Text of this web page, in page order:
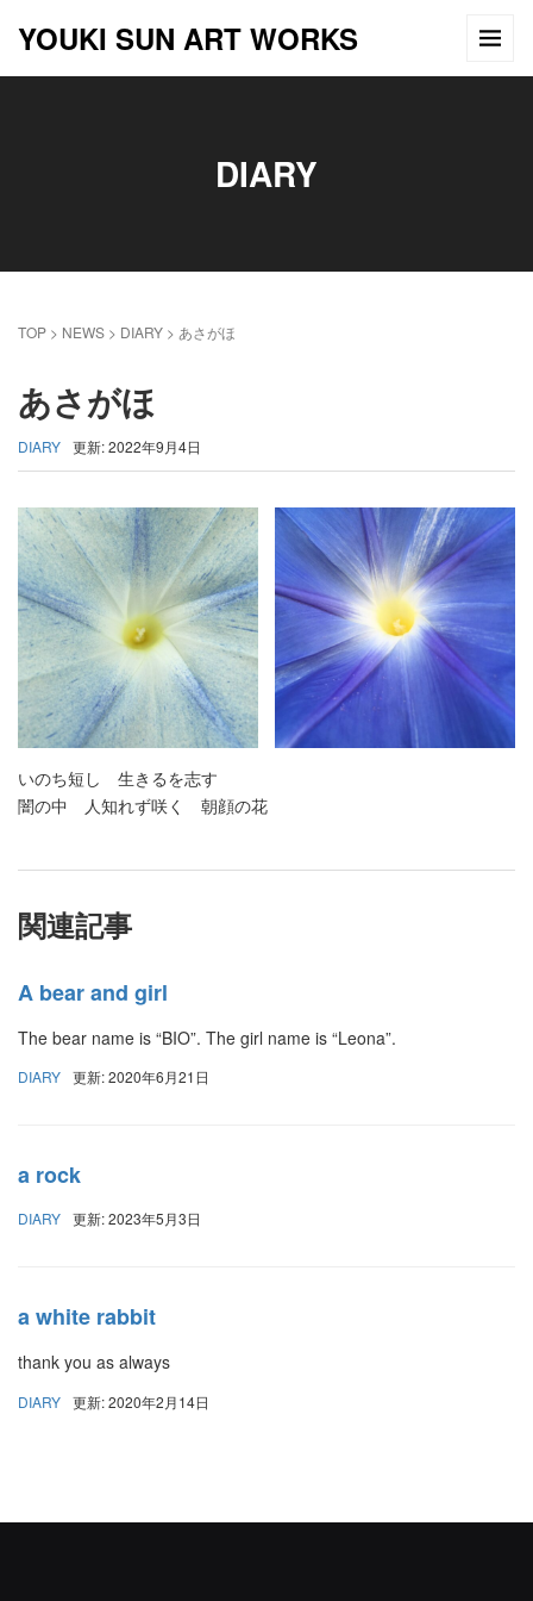
YOUKI SUN ART WORKS
DIARY
TOP > NEWS > DIARY > あさがほ
あさがほ
DIARY 更新: 2022年9月4日
いのち短し 生きるを志す
闇の中 人知れず咲く 朝顔の花
関連記事
A bear and girl
The bear name is “BIO”. The girl name is “Leona”.
DIARY 更新: 2020年6月21日
a rock
DIARY 更新: 2023年5月3日
a white rabbit
thank you as always
DIARY 更新: 2020年2月14日